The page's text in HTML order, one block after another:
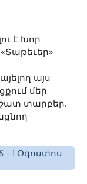
է Խոր
այս
մեր
շատ տարբեր,
- 1 Օգոստոս